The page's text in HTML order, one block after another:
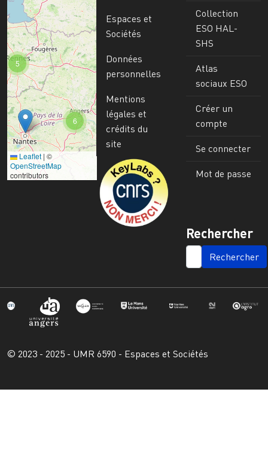
6
5
Leaflet | ©
OpenStreetMap
contributors
Espaces et
Sociétés
Données
personnelles
Mentions
légales et
crédits du
site
Image
Collection
ESO HAL-
SHS
Atlas
sociaux ESO
Créer un
compte
Se connecter
Mot de passe
Rechercher
SEARCH
© 2023 - 2025 - UMR 6590 - Espaces et Sociétés